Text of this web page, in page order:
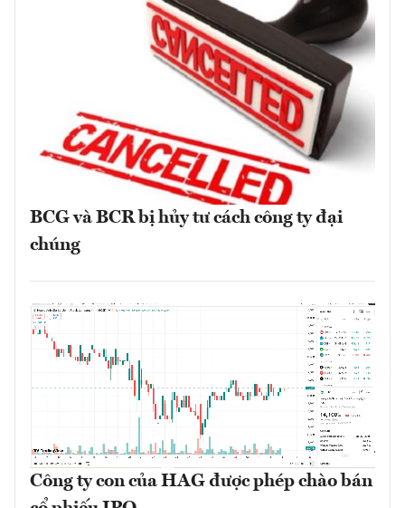
BCG và BCR bị hủy tư cách công ty đại
chúng
Công ty con của HAG được phép chào bán